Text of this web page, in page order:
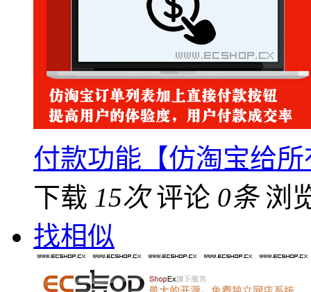
付款功能【仿淘宝给
下载 15次 评论 0条 浏
找相似